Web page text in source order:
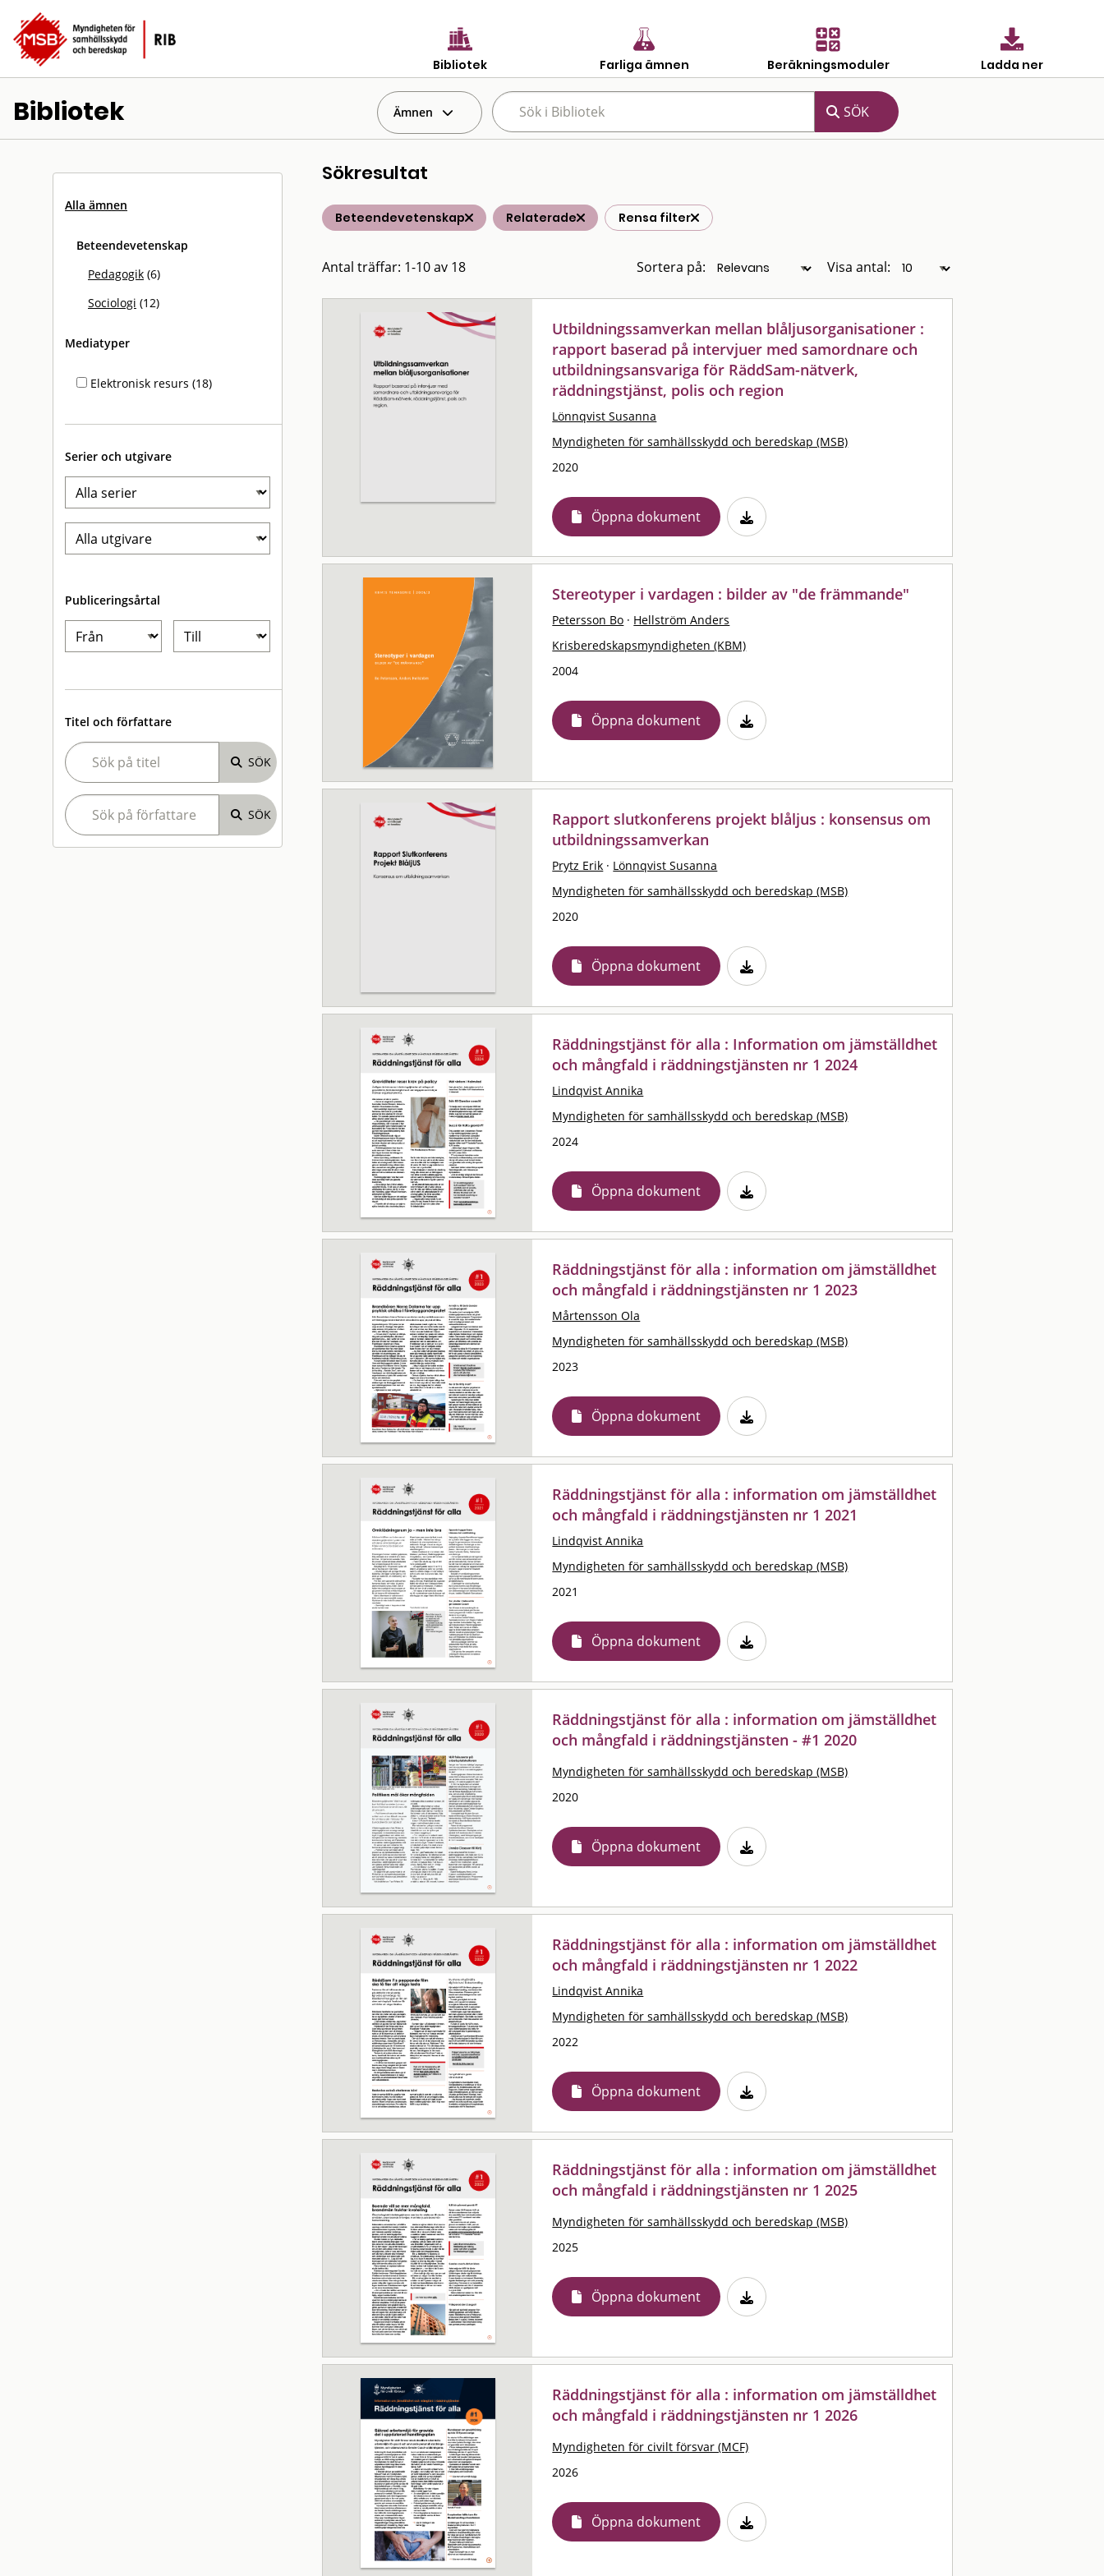
Bibliotek Farliga ämnen Beräkningsmoduler Ladda ner
Bibliotek Ämnen
Alla ämnen
Beteendevetenskap
Pedagogik (6)
Sociologi (12)
Mediatyper
Elektronisk resurs (18)
Serier och utgivare
Publiceringsårtal
Titel och författare
Sökresultat
Beteendevetenskap Relaterade Rensa filter
Antal träffar: 1-10 av 18 Sortera på: Visa antal:
Utbildningssamverkan mellan blåljusorganisationer :
rapport baserad på intervjuer med samordnare och
utbildningsansvariga för RäddSam-nätverk,
räddningstjänst, polis och region
Lönnqvist Susanna
Myndigheten för samhällsskydd och beredskap (MSB)
2020
Öppna dokument
Stereotyper i vardagen : bilder av "de främmande"
Petersson Bo · Hellström Anders
Krisberedskapsmyndigheten (KBM)
2004
Öppna dokument
Rapport slutkonferens projekt blåljus : konsensus om
utbildningssamverkan
Prytz Erik · Lönnqvist Susanna
Myndigheten för samhällsskydd och beredskap (MSB)
2020
Öppna dokument
Räddningstjänst för alla : Information om jämställdhet
och mångfald i räddningstjänsten nr 1 2024
Lindqvist Annika
Myndigheten för samhällsskydd och beredskap (MSB)
2024
Öppna dokument
Räddningstjänst för alla : information om jämställdhet
och mångfald i räddningstjänsten nr 1 2023
Mårtensson Ola
Myndigheten för samhällsskydd och beredskap (MSB)
2023
Öppna dokument
Räddningstjänst för alla : information om jämställdhet
och mångfald i räddningstjänsten nr 1 2021
Lindqvist Annika
Myndigheten för samhällsskydd och beredskap (MSB)
2021
Öppna dokument
Räddningstjänst för alla : information om jämställdhet
och mångfald i räddningstjänsten - #1 2020
Myndigheten för samhällsskydd och beredskap (MSB)
2020
Öppna dokument
Räddningstjänst för alla : information om jämställdhet
och mångfald i räddningstjänsten nr 1 2022
Lindqvist Annika
Myndigheten för samhällsskydd och beredskap (MSB)
2022
Öppna dokument
Räddningstjänst för alla : information om jämställdhet
och mångfald i räddningstjänsten nr 1 2025
Myndigheten för samhällsskydd och beredskap (MSB)
2025
Öppna dokument
Räddningstjänst för alla : information om jämställdhet
och mångfald i räddningstjänsten nr 1 2026
Myndigheten för civilt försvar (MCF)
2026
Öppna dokument